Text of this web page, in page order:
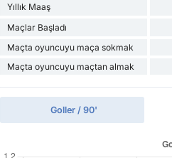
Yıllık Maaş
Maçlar Başladı
Maçta oyuncuyu maça sokmak
Maçta oyuncuyu maçtan almak
Goller / 90'